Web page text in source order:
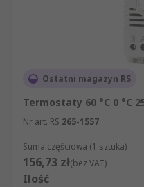
Ostatni magazyn RS
Termostaty 60 °C 0 °C
Nr art. RS 265-1557
Suma częściowa (1 sztuka)
156,73 zł(bez VAT)
Ilość